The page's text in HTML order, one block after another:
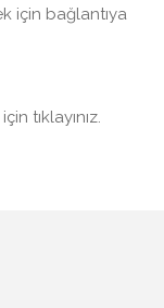
için bağlantıya
tıklayınız.